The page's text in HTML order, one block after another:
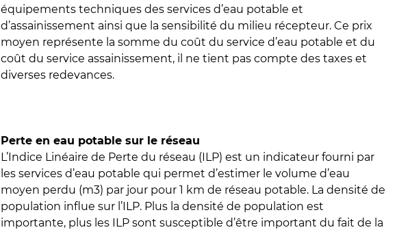
équipements techniques des services d’eau potable et
d’assainissement ainsi que la sensibilité du milieu récepteur. Ce prix
moyen représente la somme du coût du service d’eau potable et du
coût du service assainissement, il ne tient pas compte des taxes et
diverses redevances.
Perte en eau potable sur le réseau
L’Indice Linéaire de Perte du réseau (ILP) est un indicateur fourni par
les services d’eau potable qui permet d’estimer le volume d’eau
moyen perdu (m3) par jour pour 1 km de réseau potable. La densité de
population influe sur l’ILP. Plus la densité de population est
importante, plus les ILP sont susceptible d’être important du fait de la